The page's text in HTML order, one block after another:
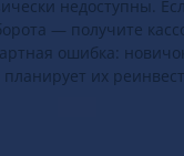
недоступны.
— получите
ошибка:
их